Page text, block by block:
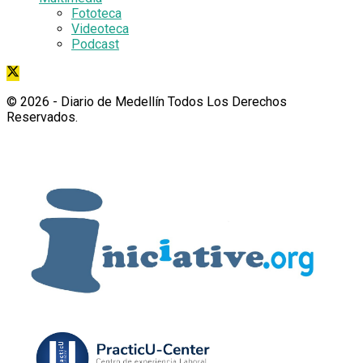
Fototeca
Videoteca
Podcast
© 2026 - Diario de Medellín Todos Los Derechos
Reservados.